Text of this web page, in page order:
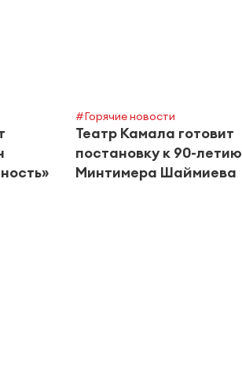
#Горячие новости
Театр Камала готовит
постановку к 90-летию
Минтимера Шаймиева